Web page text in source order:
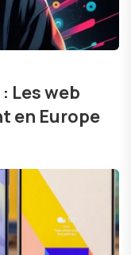
Les web
en Europe